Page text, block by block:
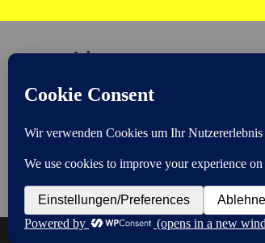
Adresse
Florian Straub - Garten und Ideen
Hennenbühlstr. 7
85051 Ingolstadt